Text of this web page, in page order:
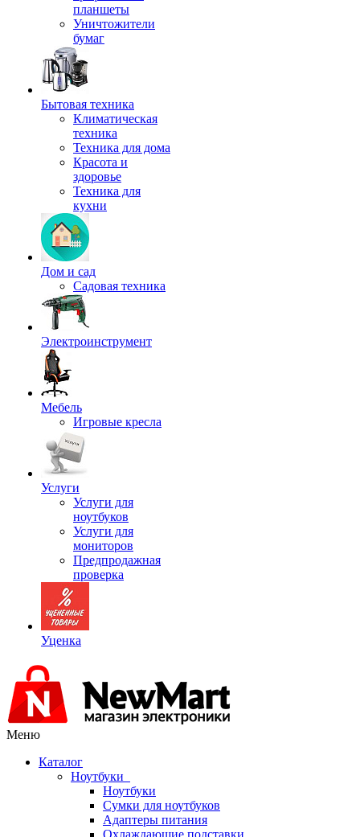
планшеты
Уничтожители
бумаг
Бытовая техника
Климатическая
техника
Техника для дома
Красота и
здоровье
Техника для
кухни
Дом и сад
Садовая техника
Электроинструмент
Мебель
Игровые кресла
Услуги
Услуги для
ноутбуков
Услуги для
мониторов
Предпродажная
проверка
Уценка
Меню
Каталог
Ноутбуки
Ноутбуки
Сумки для ноутбуков
Адаптеры питания
Охлаждающие подставки